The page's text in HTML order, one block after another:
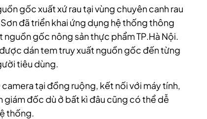
gốc xuất xứ rau tại vùng chuyên canh rau
đã triển khai ứng dụng hệ thống thông
gốc nông sản thực phẩm TP.Hà Nội.
dán tem truy xuất nguồn gốc đến từng
tiêu dùng.
tại đồng ruộng, kết nối với máy tính,
giám đốc dù ở bất kì đâu cũng có thể dễ
thống.